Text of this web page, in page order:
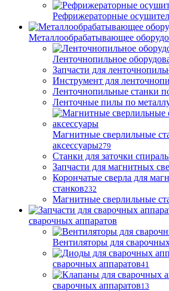
Рефрижераторные
Металлообрабатывающее
Ленточнопильное
Запчасти для
Инструмент для
Ленточнопильные станки
Ленточные пилы по
Магнитные сверлильные
аксессуары279
Станки для заточки
Запчасти для магнитных
Корончатые сверла для
станков232
Магнитные сверлильные
сварочных аппаратов
Вентиляторы для
сварочных аппаратов41
сварочных аппаратов13